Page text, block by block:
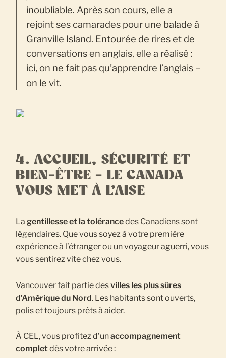
inoubliable. Après son cours, elle a
rejoint ses camarades pour une balade à
Granville Island. Entourée de rires et de
conversations en anglais, elle a réalisé :
ici, on ne fait pas qu’apprendre l’anglais –
on le vit.
4. ACCUEIL, SÉCURITÉ ET
BIEN-ÊTRE – LE CANADA
VOUS MET À L’AISE
Lagentillesse et la tolérancedes Canadiens sont
légendaires. Que vous soyez à votre première
expérience à l’étranger ou un voyageur aguerri, vous
vous sentirez vite chez vous.
Vancouver fait partie desvilles les plus sûres
d’Amérique du Nord. Les habitants sont ouverts,
polis et toujours prêts à aider.
À CEL, vous profitez d’unaccompagnement
completdès votre arrivée :